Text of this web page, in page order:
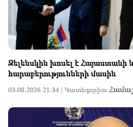
Զելենսկին խոսել է Հայաստանի
հարաբերությունների մասին
03.08.2026 21:34 | Կատեգորիա